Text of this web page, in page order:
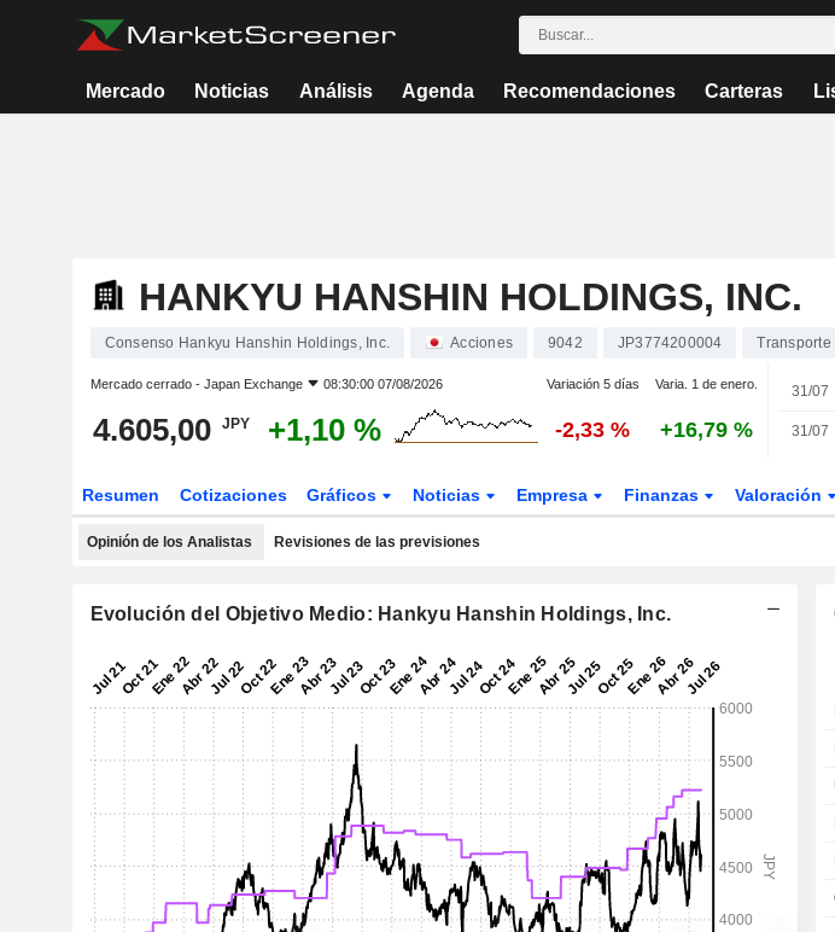
Mercado Noticias Análisis Agenda Recomendaciones Carteras
HANKYU HANSHIN HOLDINGS, INC.
Consenso Hankyu Hanshin Holdings, Inc. Acciones 9042 JP3774200004
Mercado cerrado - Japan Exchange 08:30:00 07/08/2026 Variación 5 días Varia. 1 de enero.
4.605,00 JPY +1,10 % -2,33 % +16,79 %
31/07
31/07
Resumen Cotizaciones Gráficos Noticias Empresa Finanzas Valoración
Opinión de los Analistas Revisiones de las previsiones
Evolución del Objetivo Medio: Hankyu Hanshin Holdings, Inc.